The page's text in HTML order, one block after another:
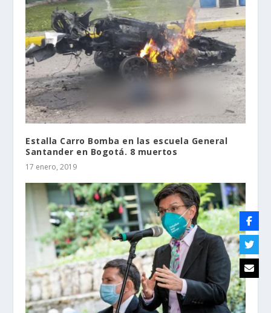
Estalla Carro Bomba en las escuela General
Santander en Bogotá. 8 muertos
17 enero, 2019